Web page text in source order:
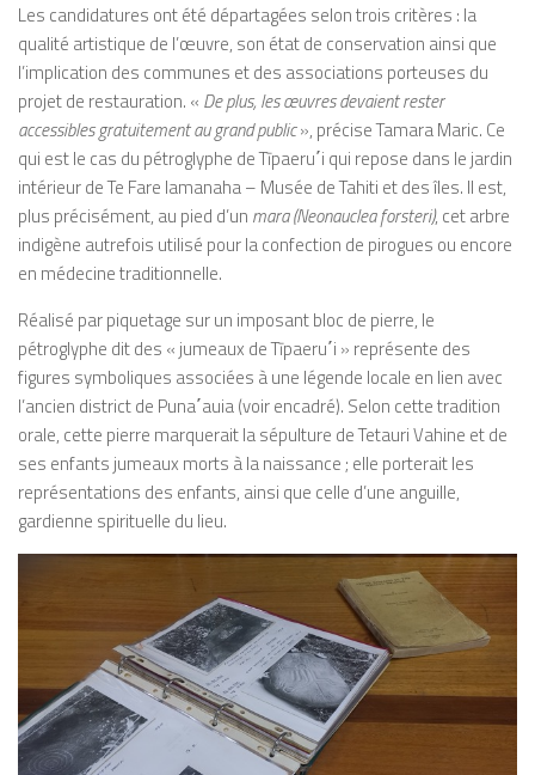
Les candidatures ont été départagées selon trois critères : la
qualité artistique de l’œuvre, son état de conservation ainsi que
l’implication des communes et des associations porteuses du
projet de restauration. « De plus, les œuvres devaient rester
accessibles gratuitement au grand public», précise Tamara Maric. Ce
qui est le cas du pétroglyphe de Tīpaeru΄i qui repose dans le jardin
intérieur de Te Fare Iamanaha – Musée de Tahiti et des îles. Il est,
plus précisément, au pied d’un mara (Neonauclea forsteri), cet arbre
indigène autrefois utilisé pour la confection de pirogues ou encore
en médecine traditionnelle.
Réalisé par piquetage sur un imposant bloc de pierre, le
pétroglyphe dit des « jumeaux de Tīpaeru΄i » représente des
figures symboliques associées à une légende locale en lien avec
l’ancien district de Puna΄auia (voir encadré). Selon cette tradition
orale, cette pierre marquerait la sépulture de Tetauri Vahine et de
ses enfants jumeaux morts à la naissance ; elle porterait les
représentations des enfants, ainsi que celle d’une anguille,
gardienne spirituelle du lieu.